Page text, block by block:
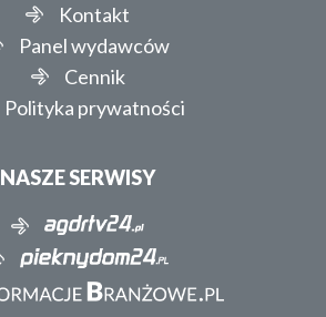
Kontakt
Panel wydawców
Cennik
Polityka prywatności
NASZE SERWISY